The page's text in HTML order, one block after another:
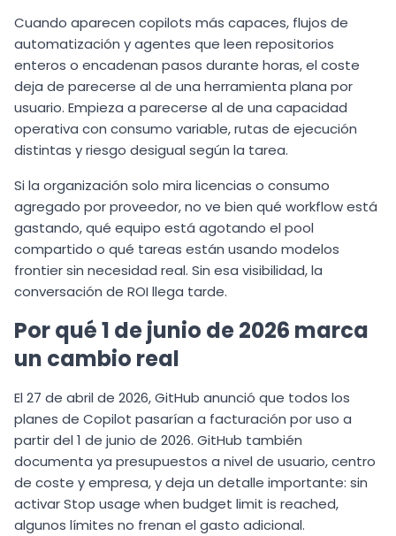
Cuando aparecen copilots más capaces, flujos de
automatización y agentes que leen repositorios
enteros o encadenan pasos durante horas, el coste
deja de parecerse al de una herramienta plana por
usuario. Empieza a parecerse al de una capacidad
operativa con consumo variable, rutas de ejecución
distintas y riesgo desigual según la tarea.
Si la organización solo mira licencias o consumo
agregado por proveedor, no ve bien qué workflow está
gastando, qué equipo está agotando el pool
compartido o qué tareas están usando modelos
frontier sin necesidad real. Sin esa visibilidad, la
conversación de ROI llega tarde.
Por qué 1 de junio de 2026 marca
un cambio real
El 27 de abril de 2026, GitHub anunció que todos los
planes de Copilot pasarían a facturación por uso a
partir del 1 de junio de 2026. GitHub también
documenta ya presupuestos a nivel de usuario, centro
de coste y empresa, y deja un detalle importante: sin
activar Stop usage when budget limit is reached,
algunos límites no frenan el gasto adicional.